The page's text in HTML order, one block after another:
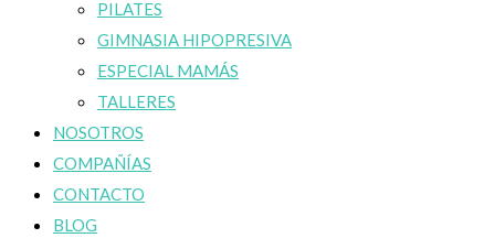
PILATES
GIMNASIA HIPOPRESIVA
ESPECIAL MAMÁS
TALLERES
NOSOTROS
COMPAÑÍAS
CONTACTO
BLOG